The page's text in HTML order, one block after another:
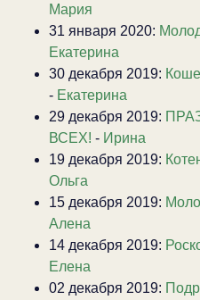
Мария
31 января 2020:
Екатерина
30 декабря 2019:
- Екатерина
29 декабря 2019:
ВСЕХ! - Ирина
19 декабря 2019:
Ольга
15 декабря 2019:
Алена
14 декабря 2019:
Елена
02 декабря 2019: